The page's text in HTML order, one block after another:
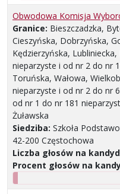
Obwodowa Komisja
Granice: Bieszczadzka,
Cieszyńska, Dobrzyńska,
Kędzierzyńska,
nieparzyste i od nr 2 do nr
Toruńska, Wałowa,
nieparzyste i od nr 2 do nr
od nr 1 do nr 181
Żuławska
Siedziba: Szkoła
42-200 Częstochowa
Liczba głosów na
Procent głosów na